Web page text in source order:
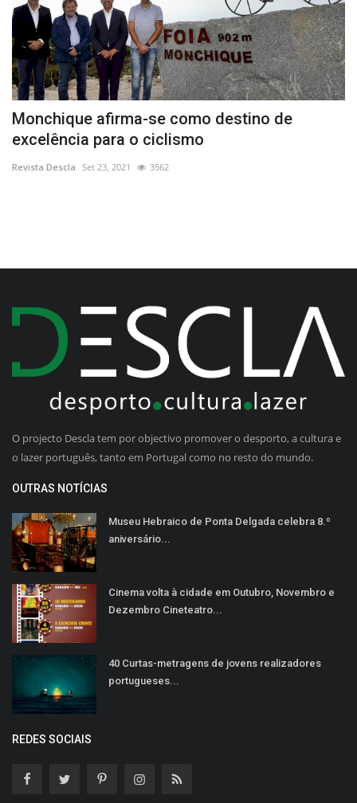
Monchique afirma-se como destino de
excelência para o ciclismo
Revista Descla Set 23, 2021 3562
O projecto Descla tem por objectivo promover o desporto, a cultura e
o lazer português, tanto em Portugal como no resto do mundo.
OUTRAS NOTÍCIAS
Museu Hebraico de Ponta Delgada celebra 8.º
aniversário...
Cinema volta à cidade em Outubro, Novembro e
Dezembro Cineteatro...
40 Curtas-metragens de jovens realizadores
portugueses...
REDES SOCIAIS